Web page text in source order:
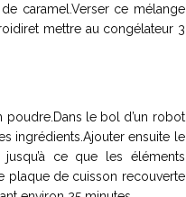
caramel.Verser ce mélange
mettre au congélateur 3
poudre.Dans le bol d’un robot
ingrédients.Ajouter ensuite le
ce que les éléments
plaque de cuisson recouverte